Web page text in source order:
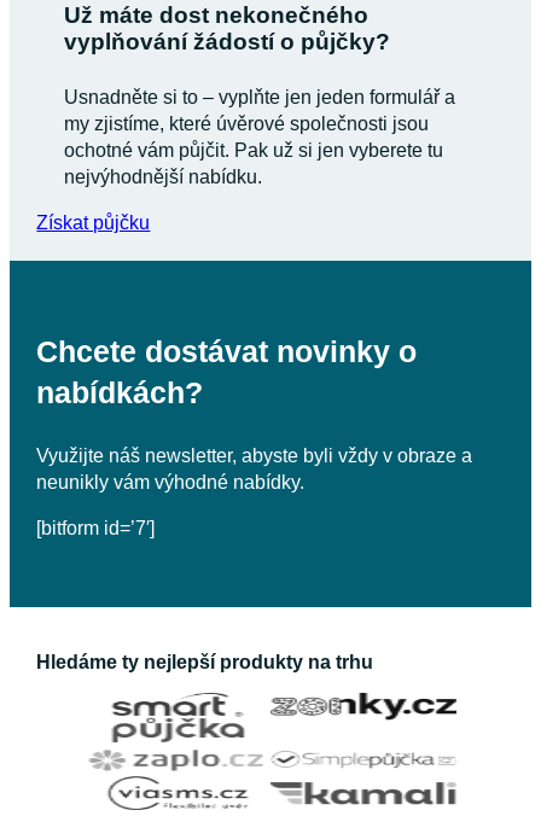
Už máte dost nekonečného
vyplňování žádostí o půjčky?
Usnadněte si to – vyplňte jen jeden formulář a
my zjistíme, které úvěrové společnosti jsou
ochotné vám půjčit. Pak už si jen vyberete tu
nejvýhodnější nabídku.
Získat půjčku
Chcete dostávat novinky o
nabídkách?
Využijte náš newsletter, abyste byli vždy v obraze a
neunikly vám výhodné nabídky.
[bitform id=’7′]
Hledáme ty nejlepší produkty na trhu